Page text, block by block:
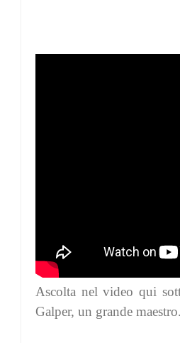
Ascolta nel video qui
Galper, un grande maestro.